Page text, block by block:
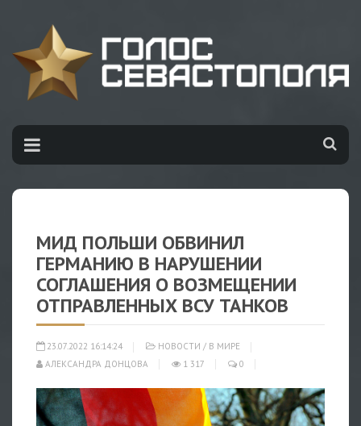
МИД ПОЛЬШИ ОБВИНИЛ
ГЕРМАНИЮ В НАРУШЕНИИ
СОГЛАШЕНИЯ О ВОЗМЕЩЕНИИ
ОТПРАВЛЕННЫХ ВСУ ТАНКОВ
23.07.2022 16:14:24 НОВОСТИ / В МИРЕ
АЛЕКСАНДРА ДОНЦОВА
1 317 0